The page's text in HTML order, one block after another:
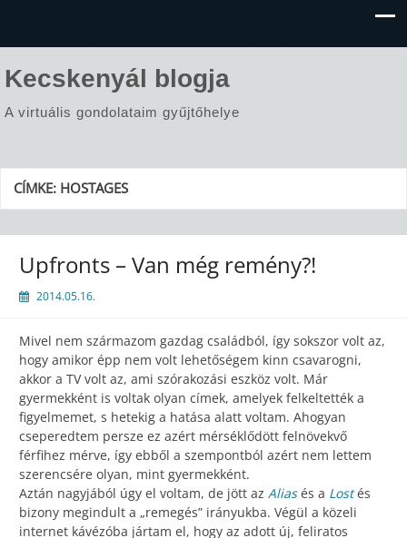
Kecskenyál blogja
A virtuális gondolataim gyűjtőhelye
CÍMKE: HOSTAGES
Upfronts – Van még remény?!
2014.05.16.
Mivel nem származom gazdag családból, így sokszor volt az,
hogy amikor épp nem volt lehetőségem kinn csavarogni,
akkor a TV volt az, ami szórakozási eszköz volt. Már
gyermekként is voltak olyan címek, amelyek felkeltették a
figyelmemet, s hetekig a hatása alatt voltam. Ahogyan
cseperedtem persze ez azért mérséklődött felnövekvő
férfihez mérve, így ebből a szempontból azért nem lettem
szerencsére olyan, mint gyermekként.
Aztán nagyjából úgy el voltam, de jött az Alias és a Lost és
bizony megindult a „remegés” irányukba. Végül a közeli
internet kávézóba jártam el, hogy az adott új, feliratos